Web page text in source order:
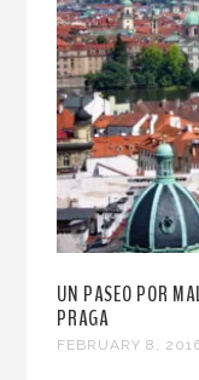
UN PASEO POR
PRAGA
FEBRUARY 8,